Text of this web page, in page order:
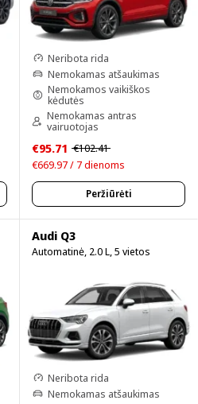
Neribota rida
Nemokamas atšaukimas
Nemokamos vaikiškos
kėdutės
Nemokamas antras
vairuotojas
€95.71 €102.41
€669.97 / 7 dienoms
Peržiūrėti
Audi Q3
Automatinė, 2.0 L, 5 vietos
Neribota rida
Nemokamas atšaukimas